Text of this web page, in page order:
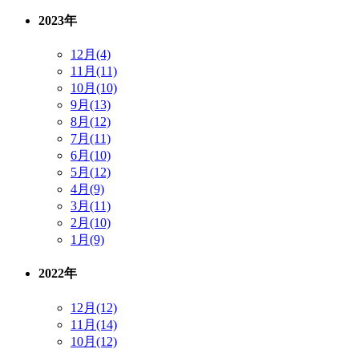
2023年
12月(4)
11月(11)
10月(10)
9月(13)
8月(12)
7月(11)
6月(10)
5月(12)
4月(9)
3月(11)
2月(10)
1月(9)
2022年
12月(12)
11月(14)
10月(12)